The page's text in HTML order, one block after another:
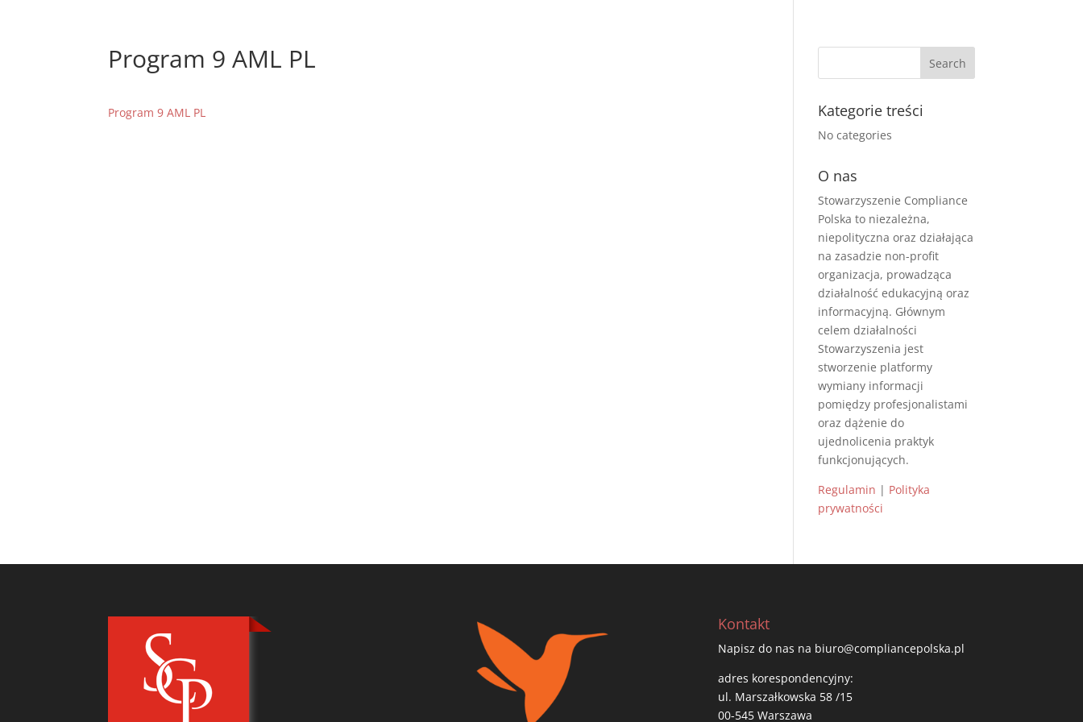
Program 9 AML PL
Program 9 AML PL Kategorie treści
No categories
O nas
Stowarzyszenie Compliance
Polska to niezależna,
niepolityczna oraz działająca
na zasadzie non-profit
organizacja, prowadząca
działalność edukacyjną oraz
informacyjną. Głównym
celem działalności
Stowarzyszenia jest
stworzenie platformy
wymiany informacji
pomiędzy profesjonalistami
oraz dążenie do
ujednolicenia praktyk
funkcjonujących.
Regulamin | Polityka
prywatności
Kontakt
Napisz do nas na biuro@compliancepolska.pl
adres korespondencyjny:
ul. Marszałkowska 58 /15
00-545 Warszawa